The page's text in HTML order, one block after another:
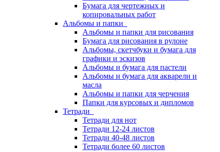
Бумага для чертежных и
копировальных работ
Альбомы и папки
Альбомы и папки для рисования
Бумага для рисования в рулоне
Альбомы, скетчбуки и бумага для
графики и эскизов
Альбомы и бумага для пастели
Альбомы и бумага для акварели и
масла
Альбомы и папки для черчения
Папки для курсовых и дипломов
Тетради
Тетради для нот
Тетради 12-24 листов
Тетради 40-48 листов
Тетради более 60 листов